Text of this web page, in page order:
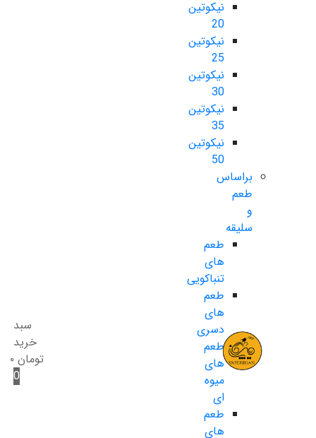
نیکوتین
20
نیکوتین
25
نیکوتین
30
نیکوتین
35
نیکوتین
50
براساس
طعم
و
سلیقه
طعم
های
تنباکویی
طعم
های
دسری
طعم
های
میوه
ای
طعم
های
سبد
خرید
تومان ۰
0